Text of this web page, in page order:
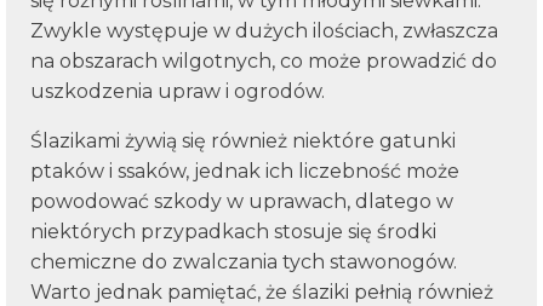
Zwykle występuje w dużych ilościach, zwłaszcza
na obszarach wilgotnych, co może prowadzić do
uszkodzenia upraw i ogrodów.
Ślazikami żywią się również niektóre gatunki
ptaków i ssaków, jednak ich liczebność może
powodować szkody w uprawach, dlatego w
niektórych przypadkach stosuje się środki
chemiczne do zwalczania tych stawonogów.
Warto jednak pamiętać, że ślaziki pełnią również